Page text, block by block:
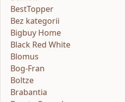
BestTopper
Bez kategorii
Bigbuy Home
Black Red White
Blomus
Bog-Fran
Boltze
Brabantia